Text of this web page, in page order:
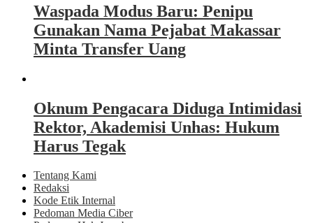
Waspada Modus Baru: Penipu
Gunakan Nama Pejabat Makassar
Minta Transfer Uang
Oknum Pengacara Diduga Intimidasi
Rektor, Akademisi Unhas: Hukum
Harus Tegak
Tentang Kami
Redaksi
Kode Etik Internal
Pedoman Media Ciber